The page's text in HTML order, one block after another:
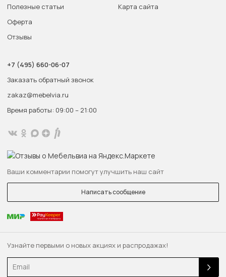
Узнайте первыми о новых акциях и распродажах!
Email
Полезные статьи
Оферта
Отзывы
Карта сайта
+7 (495) 660-06-07
Заказать обратный звонок
zakaz@mebelvia.ru
Время работы: 09:00 – 21:00
Ваши комментарии помогут улучшить наш сайт
Написать сообщение